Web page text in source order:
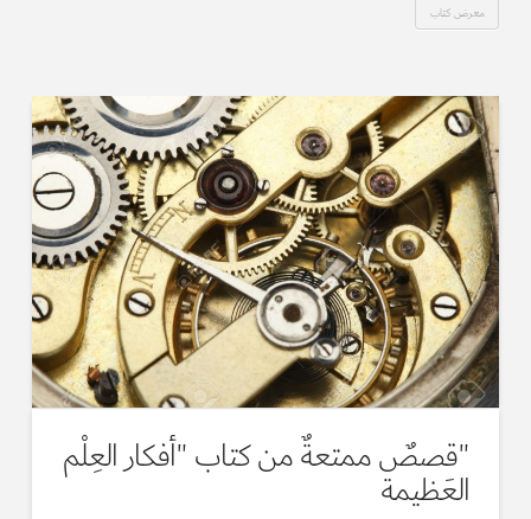
معرض كتاب
"قصصٌ ممتعةٌ من كتاب "أفكار العِلْم
العَظيمة